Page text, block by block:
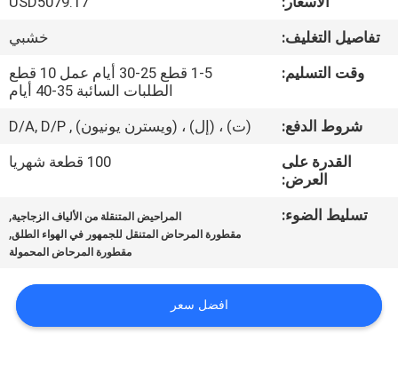
اتصل
أخبار
خريطة
الموقع
سياسة
الخصوصية
تفاصيل التغليف:
خشبي
وقت التسليم:
1-5 قطع 25-30 أيام عمل 10 قطع
الطلبات السائبة 35-40 أيام
شروط الدفع:
(ت) ، (إل) ، (ويسترن يونيون) , D/A, D/P
القدرة على
العرض:
100 قطعة شهريا
تسليط الضوء: المراحيض المتنقلة من الألياف الزجاجية,
مقطورة المرحاض المتنقل للجمهور في الهواء الطلق,
مقطورة المرحاض المحمولة
افضل سعر